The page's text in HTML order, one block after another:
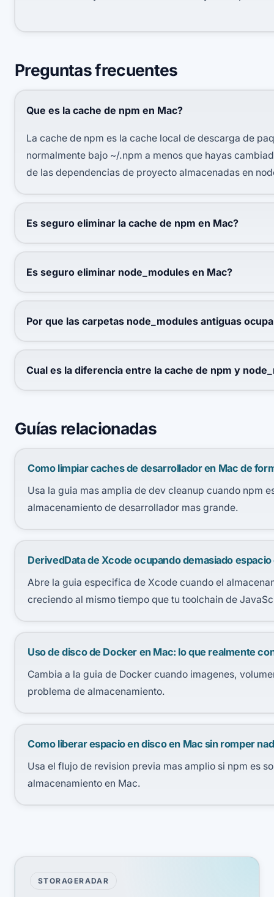
Preguntas frecuentes
Que es la cache de npm en Mac?
La cache de npm es la cache local de descarga de
normalmente bajo ~/.npm a menos que hayas
de las dependencias de proyecto almacenadas en
Es seguro eliminar la cache de npm en Mac?
Es seguro eliminar node_modules en Mac?
Por que las carpetas node_modules antiguas
Cual es la diferencia entre la cache de npm y
Guías relacionadas
Como limpiar caches de desarrollador en Mac de
Usa la guia mas amplia de dev cleanup cuando npm
almacenamiento de desarrollador mas grande.
DerivedData de Xcode ocupando demasiado
Abre la guia especifica de Xcode cuando el
creciendo al mismo tiempo que tu toolchain de
Uso de disco de Docker en Mac: lo que realmente
Cambia a la guia de Docker cuando imagenes,
problema de almacenamiento.
Como liberar espacio en disco en Mac sin romper
Usa el flujo de revision previa mas amplio si npm es
almacenamiento en Mac.
STORAGERADAR